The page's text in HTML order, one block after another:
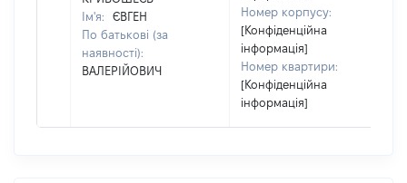
Ім'я:
ЄВГЕН
По батькові (за
наявності):
ВАЛЕРІЙОВИЧ
Номер корпусу:
[Конфіденційна
інформація]
Номер квартири:
[Конфіденційна
інформація]